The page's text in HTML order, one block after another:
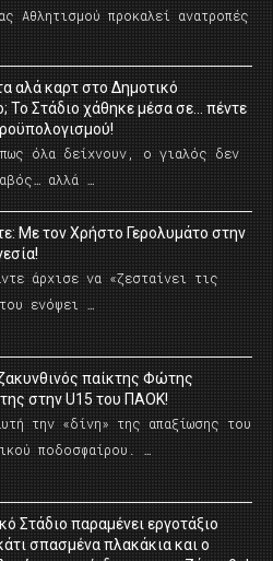
Αθλητισμού προκαλεί ανατροπές
αλά καρτ στο Δημοτικό
Το Στάδιο χάθηκε μέσα σε… πέντε
όλα δείχνουν, ο γιαλός δεν
αλλά …
Με τον Χρήστο Γερολυμάτο στην
άρχισε να «ζεσταίνει τις
ενόψει …
παίκτης Φώτης
στην U15 του ΠΑΟΚ!
την «δίνη» της απαξίωσης του
ποδοσφαίρου. …
Στάδιο παραμένει εργοτάξιο
σπασμένα πλακάκια και ο